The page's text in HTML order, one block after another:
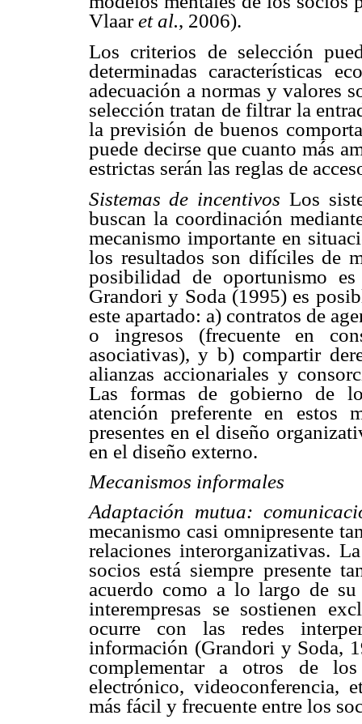
Vlaaret al., 2006).
Los criterios de selección
determinadas características
adecuación a normas y valores
selección tratan de filtrar la
la previsión de buenos
puede decirse que cuanto más
estrictas serán las reglas de
Sistemas de incentivos Los
buscan la coordinación
mecanismo importante en
los resultados son difíciles de
posibilidad de oportunismo
Grandori y Soda (1995) es
este apartado: a) contratos de
o ingresos (frecuente en
asociativas), y b) compartir
alianzas accionariales y
Las formas de gobierno de
atención preferente en estos
presentes en el diseño
en el diseño externo.
Mecanismos informales
Adaptación mutua:
mecanismo casi omnipresente
relaciones interorganizativas.
socios está siempre presente
acuerdo como a lo largo de
interempresas se sostienen
ocurre con las redes
información (Grandori y Soda,
complementar a otros de
electrónico, videoconferencia,
más fácil y frecuente entre los